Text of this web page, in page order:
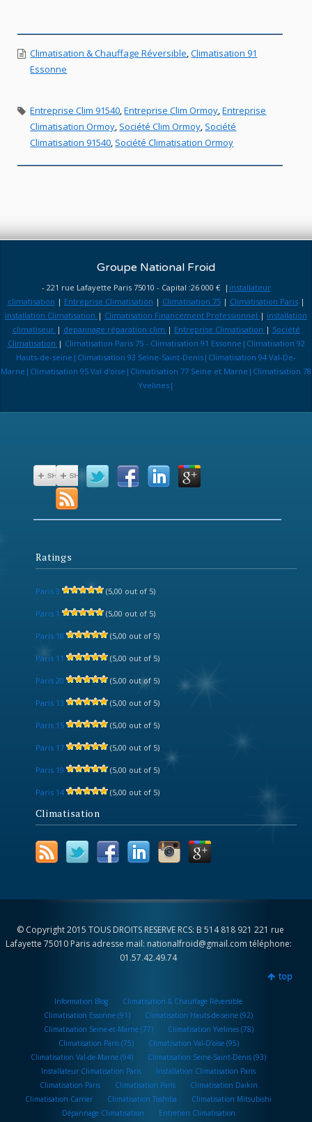
Climatisation & Chauffage Réversible,Climatisation 91
Essonne
Entreprise Clim 91540,Entreprise Clim Ormoy,Entreprise
Climatisation Ormoy, Société Clim Ormoy, Société
Climatisation 91540, Société Climatisation Ormoy
Groupe National Froid
- 221 rue Lafayette Paris 75010 - Capital :26 000 € | installateur
climatisation | Entreprise Climatisation | Climatisation 75| Climatisation Paris|
installation Climatisation | Climatisation Financement Professionnel | installation
climatiseur | depannage réparation clim | Entreprise Climatisation | Société
Climatisation | Climatisation Paris 75 - Climatisation 91 Essonne|Climatisation 92
Hauts-de-seine|Climatisation 93 Seine-Saint-Denis|Climatisation 94 Val-De-
Marne|Climatisation 95 Val d'oise|Climatisation 77 Seine et Marne|Climatisation 78
Yvelines|
Ratings
Paris 3 (5,00 out of 5)
Paris 1 (5,00 out of 5)
Paris 18 (5,00 out of 5)
Paris 11 (5,00 out of 5)
Paris 20 (5,00 out of 5)
Paris 13 (5,00 out of 5)
Paris 15 (5,00 out of 5)
Paris 17 (5,00 out of 5)
Paris 19 (5,00 out of 5)
Paris 14 (5,00 out of 5)
Climatisation
© Copyright 2015 TOUS DROITS RESERVE RCS: B 514 818 921 221 rue
Lafayette 75010 Paris adresse mail: nationalfroid@gmail.com téléphone:
01.57.42.49.74
top
Information Blog
Climatisation & Chauffage Réversible
Climatisation Essonne (91)
Climatisation Hauts-de-seine (92)
Climatisation Seine-et-Marne (77)
Climatisation Yvelines (78)
Climatisation Paris (75)
Climatisation Val-D’oise (95)
Climatisation Val-de-Marne (94)
Climatisation Seine-Saint-Denis (93)
Installateur Climatisation Paris
Installation Climatisation Paris
Climatisation Paris
Climatisation Paris
Climatisation Daikin
Climatisation Carrier
Climatisation Toshiba
Climatisation Mitsubishi
Dépannage Climatisation
Entretien Climatisation